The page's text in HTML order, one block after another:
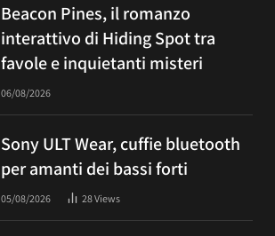
Beacon Pines, il romanzo
interattivo di Hiding Spot tra
favole e inquietanti misteri
06/08/2026
Sony ULT Wear, cuffie bluetooth
per amanti dei bassi forti
05/08/2026 28Views